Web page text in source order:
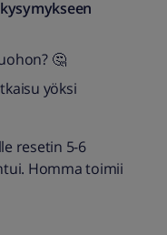
🤔
yöksi
resetin 5-6
Homma toimii